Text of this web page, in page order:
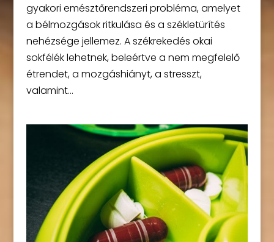
gyakori emésztőrendszeri probléma, amelyet
a bélmozgások ritkulása és a székletürítés
nehézsége jellemez. A székrekedés okai
sokfélék lehetnek, beleértve a nem megfelelő
étrendet, a mozgáshiányt, a stresszt,
valamint...